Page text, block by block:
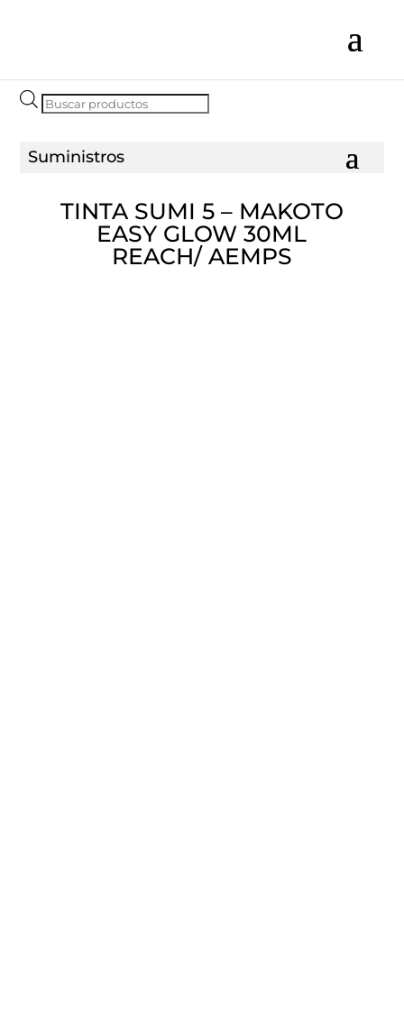
Búsqueda
TINTA SUMI 5 – MAKOTO
EASY GLOW 30ML
REACH/ AEMPS